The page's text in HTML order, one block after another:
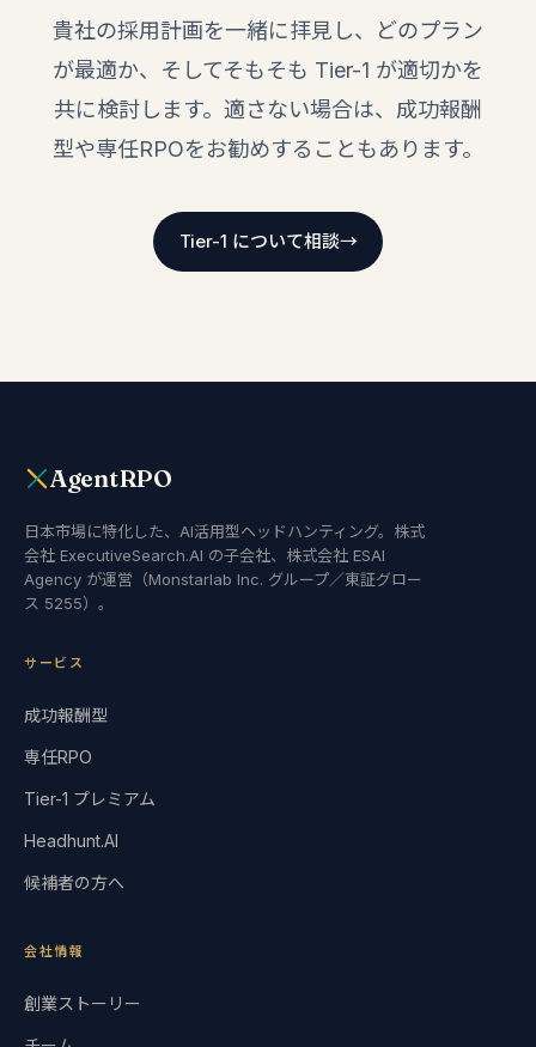
貴社の採用計画を一緒に拝見し、どのプラン
が最適か、そしてそもそも Tier-1 が適切かを
共に検討します。適さない場合は、成功報酬
型や専任RPOをお勧めすることもあります。
Tier-1 について相談→
AgentRPO
日本市場に特化した、AI活用型ヘッドハンティング。株式
会社 ExecutiveSearch.AI の子会社、株式会社 ESAI
Agency が運営（Monstarlab Inc. グループ／東証グロー
ス 5255）。
サービス
成功報酬型
専任RPO
Tier-1 プレミアム
Headhunt.AI
候補者の方へ
会社情報
創業ストーリー